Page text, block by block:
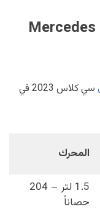
سي كلاس 2023 في
المحرك
1.5 لتر – 204
حصاناً